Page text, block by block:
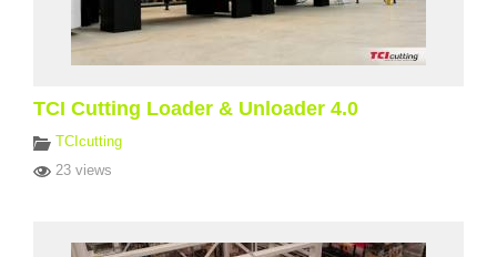
TCI Cutting Loader & Unloader 4.0
TCIcutting
23 views